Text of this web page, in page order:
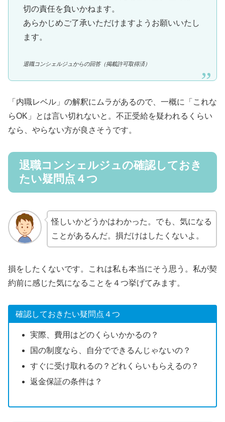
切の責任を負いかねます。
あらかじめご了承いただけますようお願いいたし
ます。
退職コンシェルジュからの回答（掲載許可取得済）
「内職レベル」の解釈にムラがあるので、一概に「これな
らOK」とは言い切れないと。不正受給を疑われるくらい
なら、やらない方が良さそうです。
退職コンシェルジュの確認しておき
たい疑問点４つ
怪しいかどうかはわかった。でも、気になる
ことがあるんだ。損だけはしたくないよ。
損をしたくないです。これは私も本当にそう思う。私が契
約前に感じた気になることを４つ挙げてみます。
確認しておきたい疑問点４つ
実際、費用はどのくらいかかるの？
国の制度なら、自分でできるんじゃないの？
すぐに受け取れるの？どれくらいもらえるの？
返金保証の条件は？